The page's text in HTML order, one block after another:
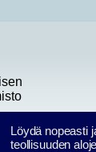
Löydä nopeasti
teollisuuden